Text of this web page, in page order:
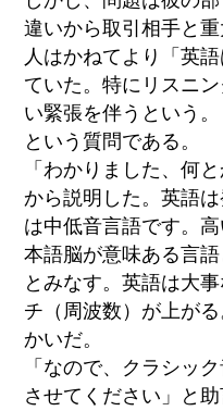
違いから取引相手と
人はかねてより「英
ていた。特にリスニ
い緊張を伴うという
という質問である。
「わかりました、何
から説明した。英語
は中低音言語です。
本語脳が意味ある言
とみなす。英語は大
チ（周波数）が上が
かいだ。
「なので、クラシッ
させてください」と